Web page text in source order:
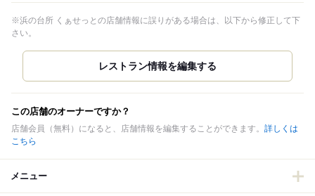
※浜の台所 くぁせっとの店舗情報に誤りがある場合は、以下から修正して下
さい。
この店舗のオーナーですか？
店舗会員（無料）になると、店舗情報を編集することができます。 詳しくは
こちら
メニュー